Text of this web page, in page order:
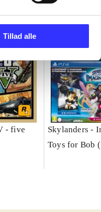
Tillad alle
- five
Skylanders -
Toys for Bob